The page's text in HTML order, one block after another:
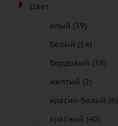
Цвет
алый (39)
белый (14)
бордовый (38)
желтый (2)
красно-белый (6)
красный (40)